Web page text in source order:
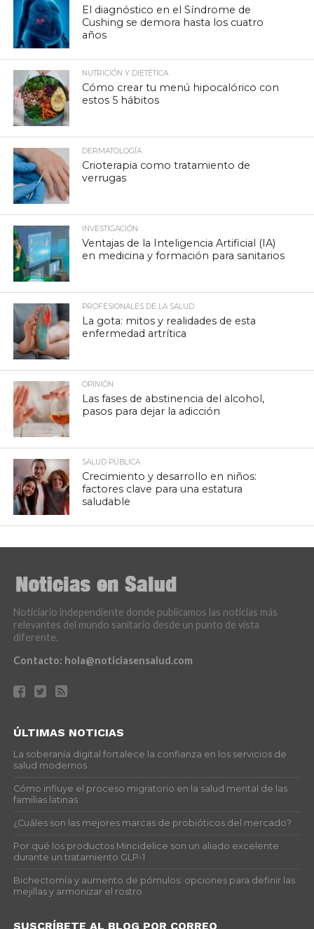
El diagnóstico en el Síndrome de
Cushing se demora hasta los cuatro
años
NUTRICIÓN Y DIETÉTICA
Cómo crear tu menú hipocalórico con
estos 5 hábitos
DERMATOLOGÍA
Crioterapia como tratamiento de
verrugas
INVESTIGACIÓN
Ventajas de la Inteligencia Artificial (IA)
en medicina y formación para sanitarios
PROFESIONALES DE LA SALUD
La gota: mitos y realidades de esta
enfermedad artrítica
OPINIÓN
Las fases de abstinencia del alcohol,
pasos para dejar la adicción
SALUD PÚBLICA
Crecimiento y desarrollo en niños:
factores clave para una estatura
saludable
Noticiario independiente donde publicamos las noticias más
relevantes del mundo sanitario desde un punto de vista
diferente.
Contacto: hola@noticiasensalud.com
ÚLTIMAS NOTICIAS
La soberanía digital fortalece la confianza en los servicios de
salud modernos
Cómo influye el proceso migratorio en la salud mental de las
familias latinas
¿Cuáles son las mejores marcas de probióticos del mercado?
Por qué los productos Mincidelice son un aliado excelente
durante un tratamiento GLP-1
Bichectomía y aumento de pómulos: opciones para definir las
mejillas y armonizar el rostro
SUSCRÍBETE AL BLOG POR CORREO